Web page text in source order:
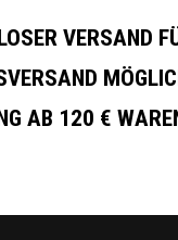
VERSAND
AB 120 €